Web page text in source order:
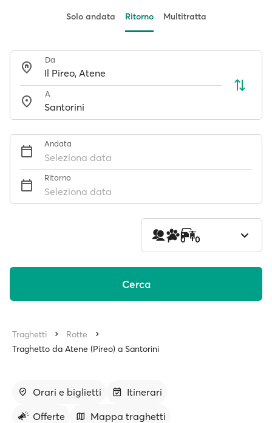
Solo andata Ritorno Multitratta
Da
A
Andata
Seleziona data
Ritorno
Seleziona data
1 0 0
Cerca
Traghetti
Rotte
Traghetto da Atene (Pireo) a Santorini
Orari e biglietti
Itinerari
Offerte
Mappa traghetti